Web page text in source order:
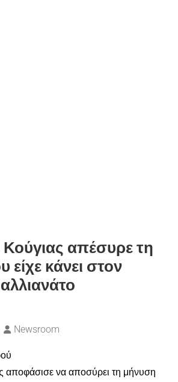
απέσυρε τη
κάνει στον
Newsroom
αποφάσισε να αποσύρει τη μήνυση